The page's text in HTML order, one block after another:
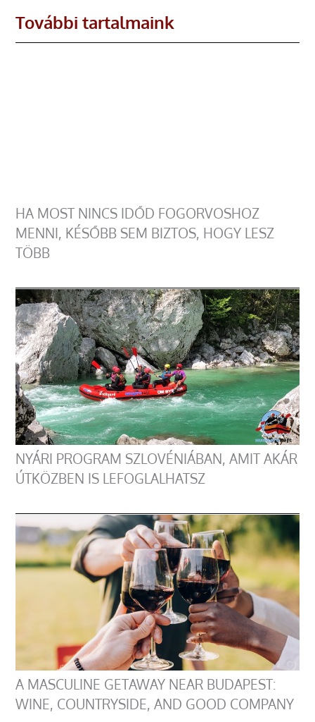
További tartalmaink
HA MOST NINCS IDŐD FOGORVOSHOZ
MENNI, KÉSŐBB SEM BIZTOS, HOGY LESZ
TÖBB
NYÁRI PROGRAM SZLOVÉNIÁBAN, AMIT AKÁR
ÚTKÖZBEN IS LEFOGLALHATSZ
A MASCULINE GETAWAY NEAR BUDAPEST:
WINE, COUNTRYSIDE, AND GOOD COMPANY